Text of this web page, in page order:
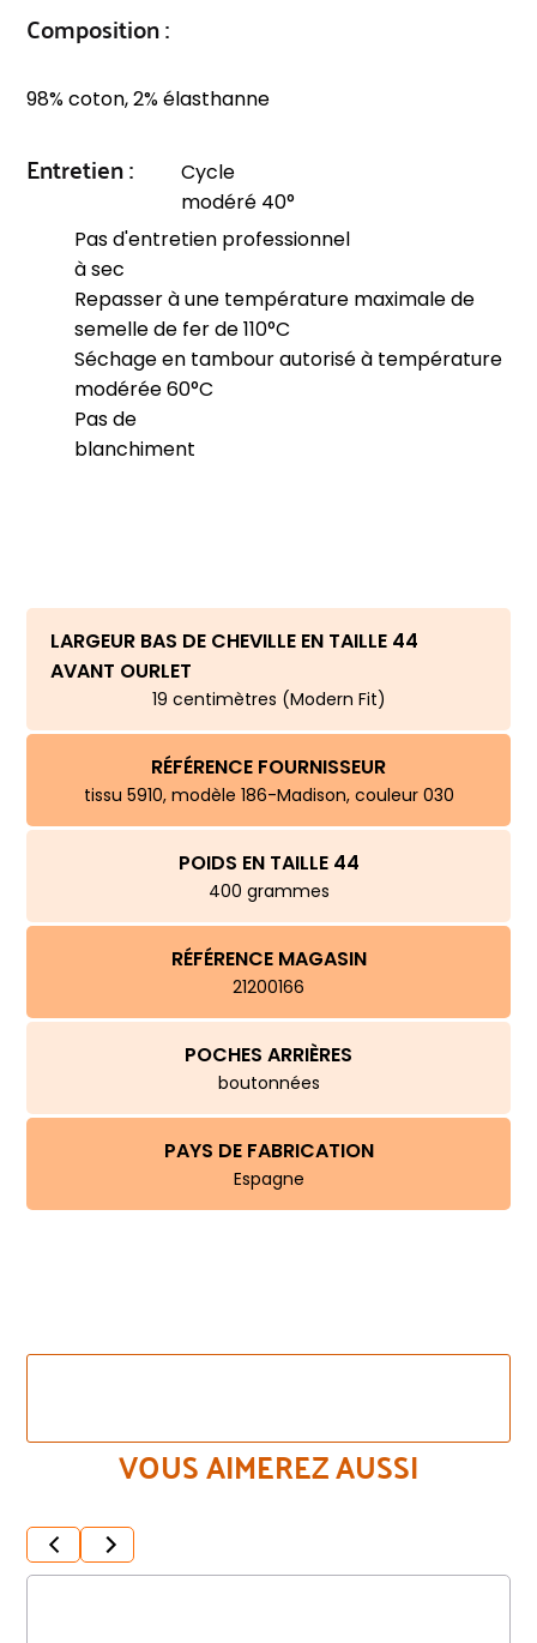
Composition :
98% coton, 2% élasthanne
Entretien :
Cycle
modéré 40°
Pas d'entretien professionnel
à sec
Repasser à une température maximale de
semelle de fer de 110°C
Séchage en tambour autorisé à température
modérée 60°C
Pas de
blanchiment
LARGEUR BAS DE CHEVILLE EN TAILLE 44
AVANT OURLET
19 centimètres (Modern Fit)
RÉFÉRENCE FOURNISSEUR
tissu 5910, modèle 186-Madison, couleur 030
POIDS EN TAILLE 44
400 grammes
RÉFÉRENCE MAGASIN
21200166
POCHES ARRIÈRES
boutonnées
PAYS DE FABRICATION
Espagne
VOUS AIMEREZ AUSSI